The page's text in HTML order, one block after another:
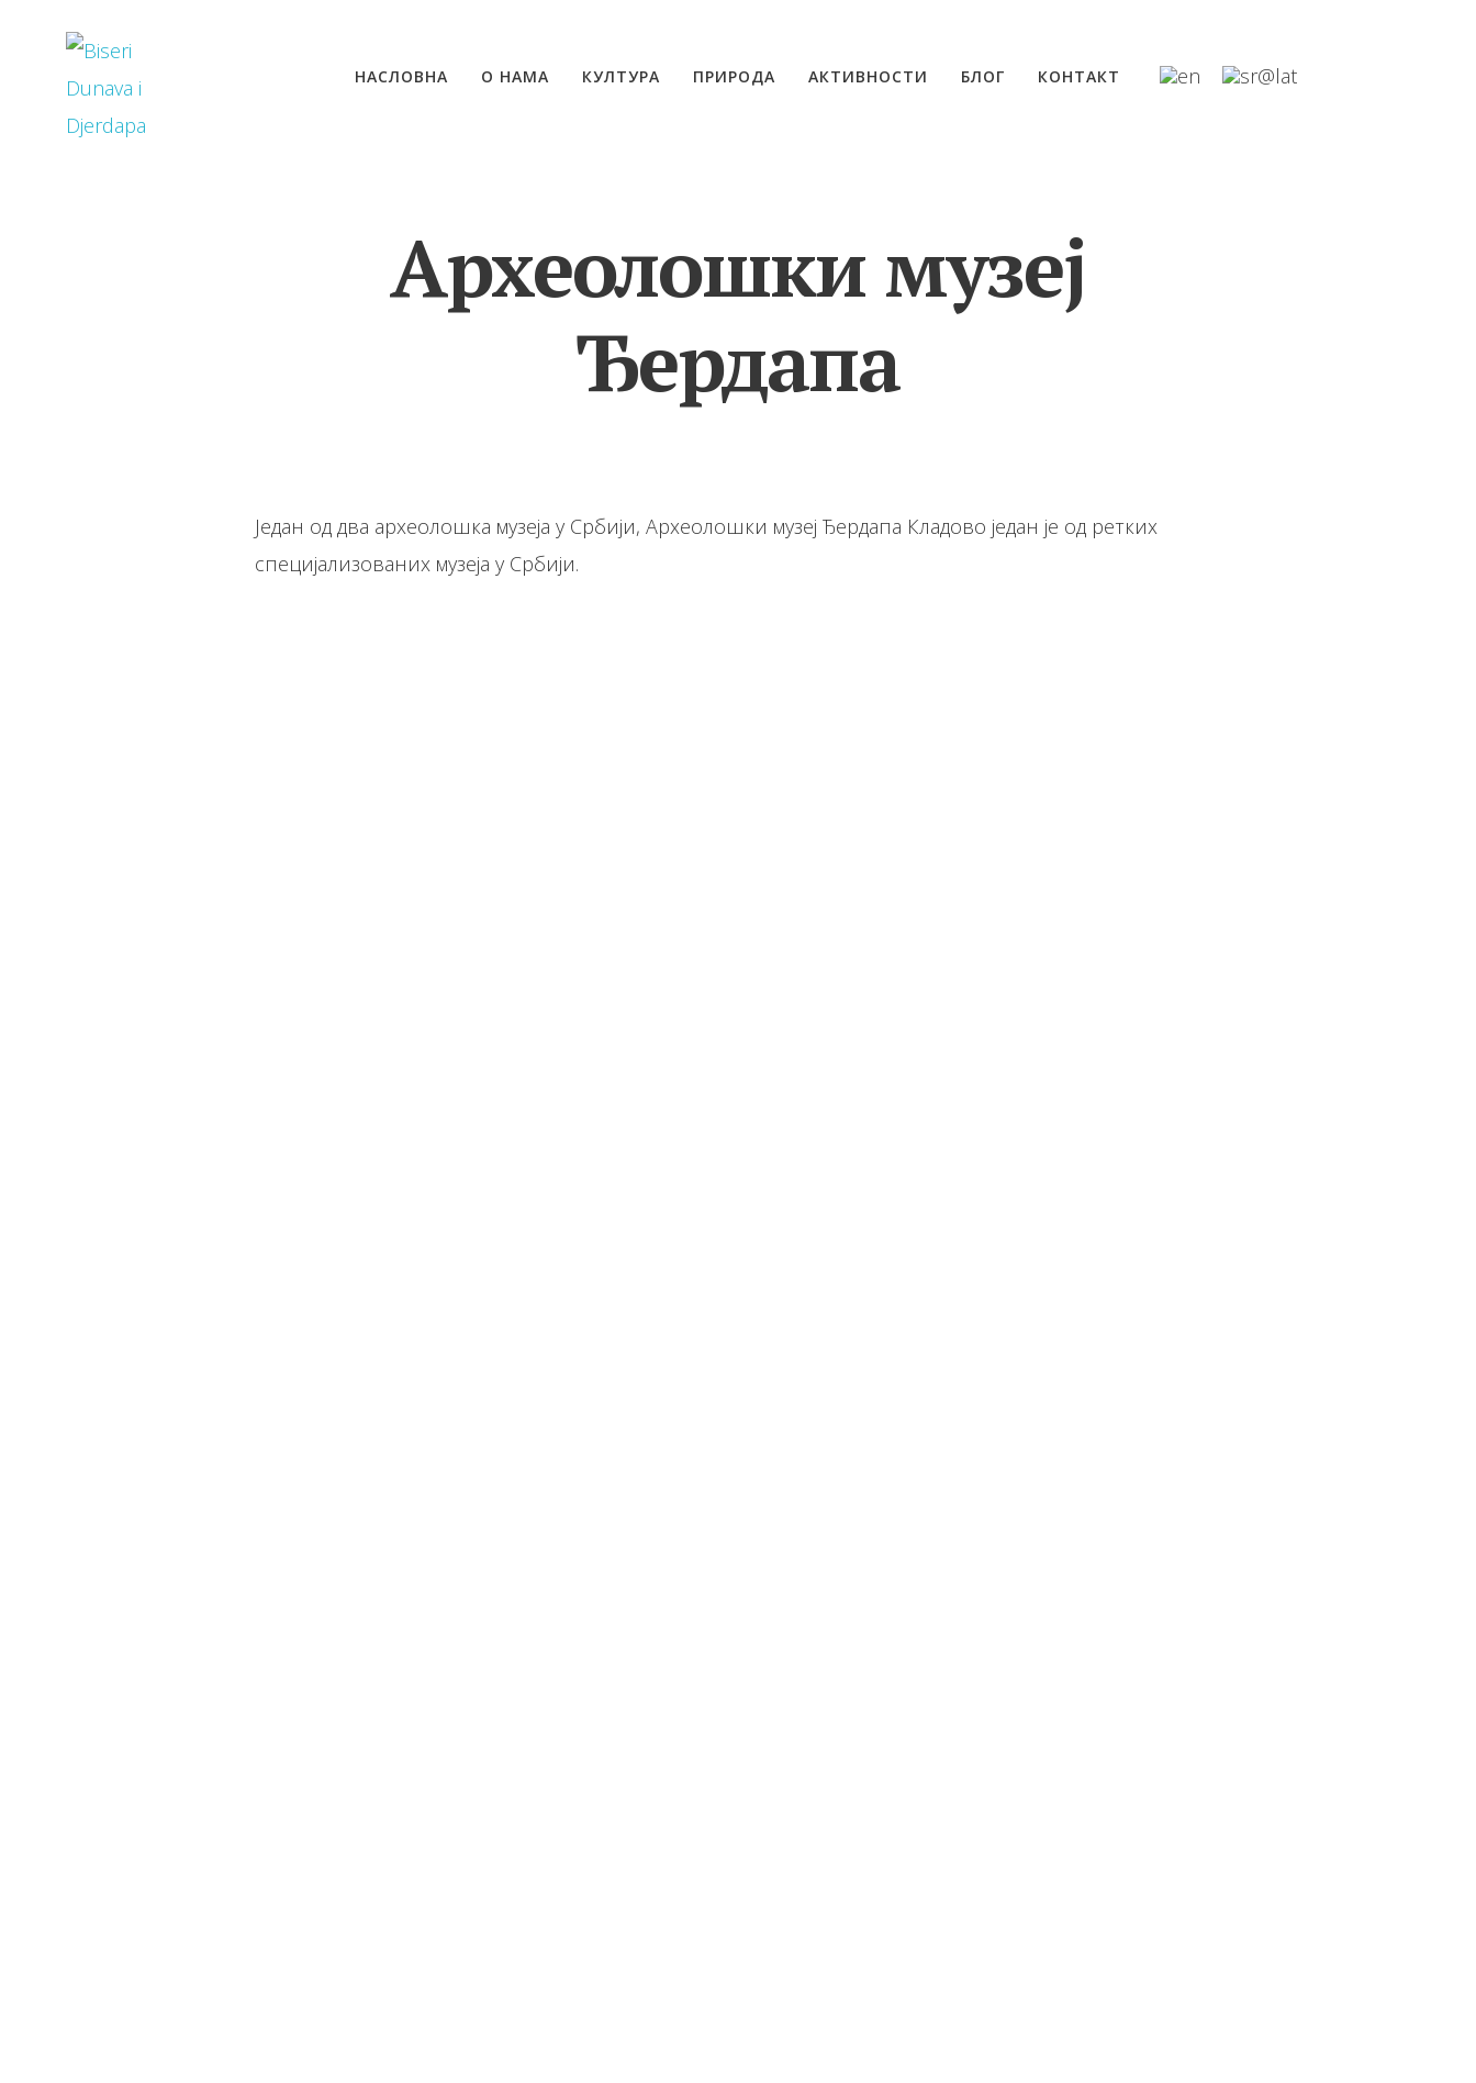
НАСЛОВНА О НАМА КУЛТУРА ПРИРОДА АКТИВНОСТИ БЛОГ КОНТАКТ
Археолошки музеј
Ђердапа
Један од два археолошка музеја у Србији, Археолошки музеј Ђердапа Кладово један је од ретких
специјализованих музеја у Србији.